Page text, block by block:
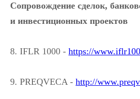
Сопровождение сделок,
и инвестиционных проектов
8. IFLR 1000 - https://
9. PREQVECA - http://